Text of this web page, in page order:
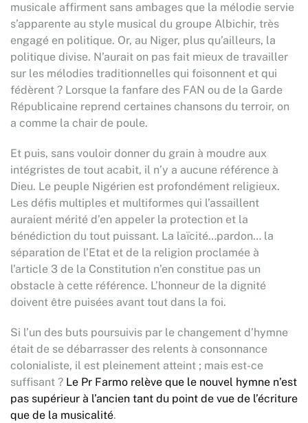
musicale affirment sans ambages que la mélodie servie
s’apparente au style musical du groupe Albichir, très
engagé en politique. Or, au Niger, plus qu’ailleurs, la
politique divise. N’aurait on pas fait mieux de travailler
sur les mélodies traditionnelles qui foisonnent et qui
fédèrent ? Lorsque la fanfare des FAN ou de la Garde
Républicaine reprend certaines chansons du terroir, on
a comme la chair de poule.
Et puis, sans vouloir donner du grain à moudre aux
intégristes de tout acabit, il n’y a aucune référence à
Dieu. Le peuple Nigérien est profondément religieux.
Les défis multiples et multiformes qui l’assaillent
auraient mérité d’en appeler la protection et la
bénédiction du tout puissant. La laïcité…pardon… la
séparation de l’Etat et de la religion proclamée à
l’article 3 de la Constitution n’en constitue pas un
obstacle à cette référence. L’honneur de la dignité
doivent être puisées avant tout dans la foi.
Si l’un des buts poursuivis par le changement d’hymne
était de se débarrasser des relents à consonnance
colonialiste, il est pleinement atteint ; mais est-ce
suffisant ? Le Pr Farmo relève que le nouvel hymne n’est
pas supérieur à l’ancien tant du point de vue de l’écriture
que de la musicalité.